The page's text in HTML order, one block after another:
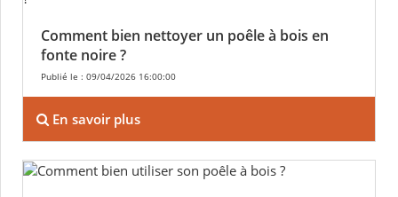
Comment bien nettoyer un poêle à bois en
fonte noire ?
Publié le : 09/04/2026 16:00:00
En savoir plus